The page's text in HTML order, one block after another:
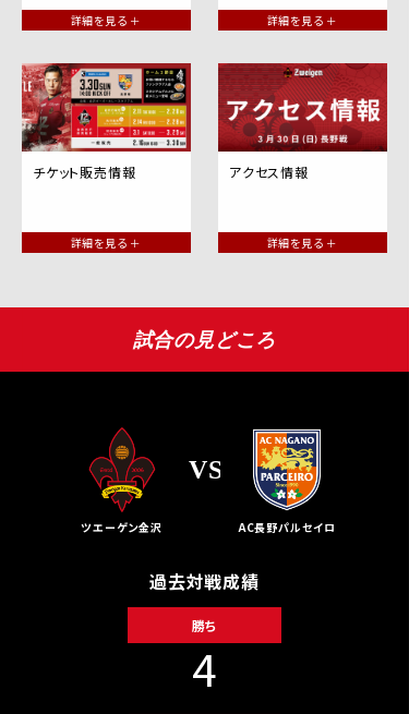
詳細を見る ＋ 詳細を見る ＋
チケット販売情報
詳細を見る ＋
アクセス情報
詳細を見る ＋
試合の見どころ
ツエーゲン金沢
VS
AC長野パルセイロ
過去対戦成績
勝ち
4